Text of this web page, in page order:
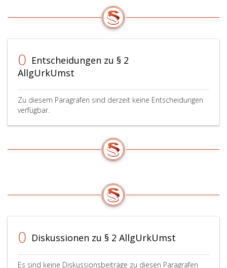
0 Entscheidungen zu § 2
AllgUrkUmst
Zu diesem Paragrafen sind derzeit keine Entscheidungen
verfügbar.
0 Diskussionen zu § 2 AllgUrkUmst
Es sind keine Diskussionsbeiträge zu diesen Paragrafen